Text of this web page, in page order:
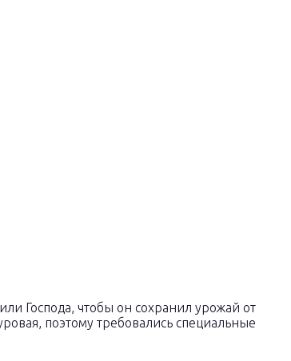
Господа, чтобы он сохранил урожай от
поэтому требовались специальные